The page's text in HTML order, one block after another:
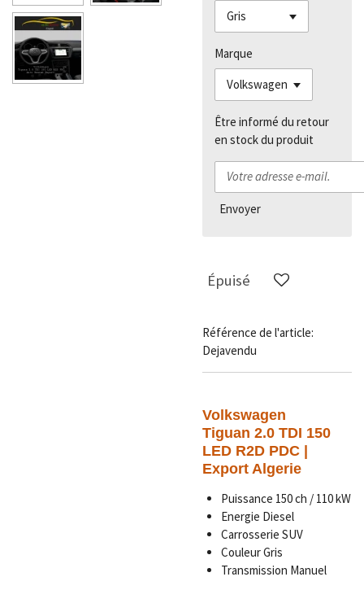
Marque
Être informé du retour
en stock du produit
Envoyer
Épuisé
Référence de l'article:
Dejavendu
Volkswagen
Tiguan 2.0 TDI 150
LED R2D PDC |
Export Algerie
Puissance 150 ch / 110 kW
Energie Diesel
Carrosserie SUV
Couleur Gris
Transmission Manuel